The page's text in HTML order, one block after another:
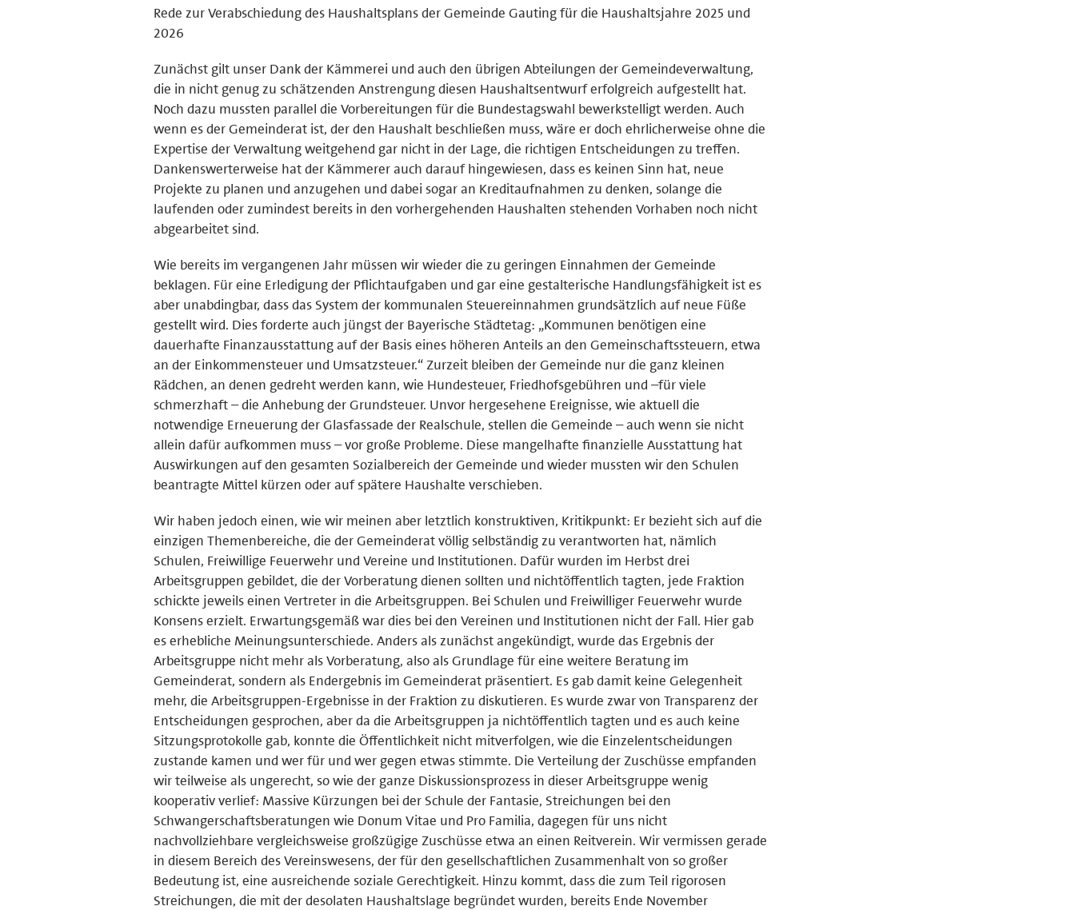
Rede zur Verabschiedung des Haushaltsplans der Gemeinde Gauting für die Haushaltsjahre 2025 und
2026
Zunächst gilt unser Dank der Kämmerei und auch den übrigen Abteilungen der Gemeindeverwaltung,
die in nicht genug zu schätzenden Anstrengung diesen Haushaltsentwurf erfolgreich aufgestellt hat.
Noch dazu mussten parallel die Vorbereitungen für die Bundestagswahl bewerkstelligt werden. Auch
wenn es der Gemeinderat ist, der den Haushalt beschließen muss, wäre er doch ehrlicherweise ohne die
Expertise der Verwaltung weitgehend gar nicht in der Lage, die richtigen Entscheidungen zu treffen.
Dankenswerterweise hat der Kämmerer auch darauf hingewiesen, dass es keinen Sinn hat, neue
Projekte zu planen und anzugehen und dabei sogar an Kreditaufnahmen zu denken, solange die
laufenden oder zumindest bereits in den vorhergehenden Haushalten stehenden Vorhaben noch nicht
abgearbeitet sind.
Wie bereits im vergangenen Jahr müssen wir wieder die zu geringen Einnahmen der Gemeinde
beklagen. Für eine Erledigung der Pflichtaufgaben und gar eine gestalterische Handlungsfähigkeit ist es
aber unabdingbar, dass das System der kommunalen Steuereinnahmen grundsätzlich auf neue Füße
gestellt wird. Dies forderte auch jüngst der Bayerische Städtetag: „Kommunen benötigen eine
dauerhafte Finanzausstattung auf der Basis eines höheren Anteils an den Gemeinschaftssteuern, etwa
an der Einkommensteuer und Umsatzsteuer.“ Zurzeit bleiben der Gemeinde nur die ganz kleinen
Rädchen, an denen gedreht werden kann, wie Hundesteuer, Friedhofsgebühren und –für viele
schmerzhaft – die Anhebung der Grundsteuer. Unvor hergesehene Ereignisse, wie aktuell die
notwendige Erneuerung der Glasfassade der Realschule, stellen die Gemeinde – auch wenn sie nicht
allein dafür aufkommen muss – vor große Probleme. Diese mangelhafte finanzielle Ausstattung hat
Auswirkungen auf den gesamten Sozialbereich der Gemeinde und wieder mussten wir den Schulen
beantragte Mittel kürzen oder auf spätere Haushalte verschieben.
Wir haben jedoch einen, wie wir meinen aber letztlich konstruktiven, Kritikpunkt: Er bezieht sich auf die
einzigen Themenbereiche, die der Gemeinderat völlig selbständig zu verantworten hat, nämlich
Schulen, Freiwillige Feuerwehr und Vereine und Institutionen. Dafür wurden im Herbst drei
Arbeitsgruppen gebildet, die der Vorberatung dienen sollten und nichtöffentlich tagten, jede Fraktion
schickte jeweils einen Vertreter in die Arbeitsgruppen. Bei Schulen und Freiwilliger Feuerwehr wurde
Konsens erzielt. Erwartungsgemäß war dies bei den Vereinen und Institutionen nicht der Fall. Hier gab
es erhebliche Meinungsunterschiede. Anders als zunächst angekündigt, wurde das Ergebnis der
Arbeitsgruppe nicht mehr als Vorberatung, also als Grundlage für eine weitere Beratung im
Gemeinderat, sondern als Endergebnis im Gemeinderat präsentiert. Es gab damit keine Gelegenheit
mehr, die Arbeitsgruppen-Ergebnisse in der Fraktion zu diskutieren. Es wurde zwar von Transparenz der
Entscheidungen gesprochen, aber da die Arbeitsgruppen ja nichtöffentlich tagten und es auch keine
Sitzungsprotokolle gab, konnte die Öffentlichkeit nicht mitverfolgen, wie die Einzelentscheidungen
zustande kamen und wer für und wer gegen etwas stimmte. Die Verteilung der Zuschüsse empfanden
wir teilweise als ungerecht, so wie der ganze Diskussionsprozess in dieser Arbeitsgruppe wenig
kooperativ verlief: Massive Kürzungen bei der Schule der Fantasie, Streichungen bei den
Schwangerschaftsberatungen wie Donum Vitae und Pro Familia, dagegen für uns nicht
nachvollziehbare vergleichsweise großzügige Zuschüsse etwa an einen Reitverein. Wir vermissen gerade
in diesem Bereich des Vereinswesens, der für den gesellschaftlichen Zusammenhalt von so großer
Bedeutung ist, eine ausreichende soziale Gerechtigkeit. Hinzu kommt, dass die zum Teil rigorosen
Streichungen, die mit der desolaten Haushaltslage begründet wurden, bereits Ende November